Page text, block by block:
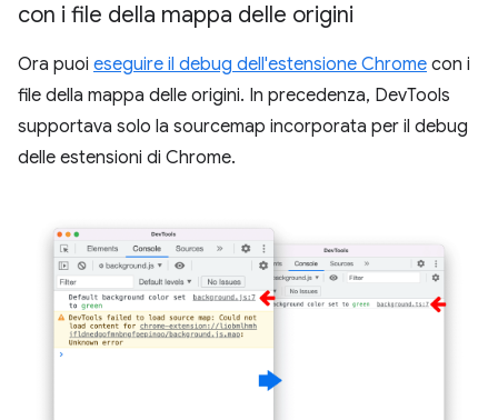
con i file della mappa delle origini
Ora puoi eseguire il debug dell'estensione Chrome con i
file della mappa delle origini. In precedenza, DevTools
supportava solo la sourcemap incorporata per il debug
delle estensioni di Chrome.